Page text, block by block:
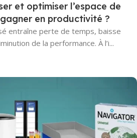
et optimiser l’espace de
en productivité ?
entraîne perte de temps, baisse
de la performance. À l’i...